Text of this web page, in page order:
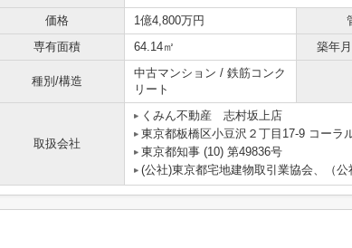
価格 1億4,800万円
専有面積
64.14㎡ 築年
種別/構造
中古マンション / 鉄筋コンク
リート
取扱会社
くみん不動産 志村坂上店
東京都板橋区小豆沢２丁目17-9 コーラ
東京都知事 (10) 第49836号
(公社)東京都宅地建物取引業協会、（